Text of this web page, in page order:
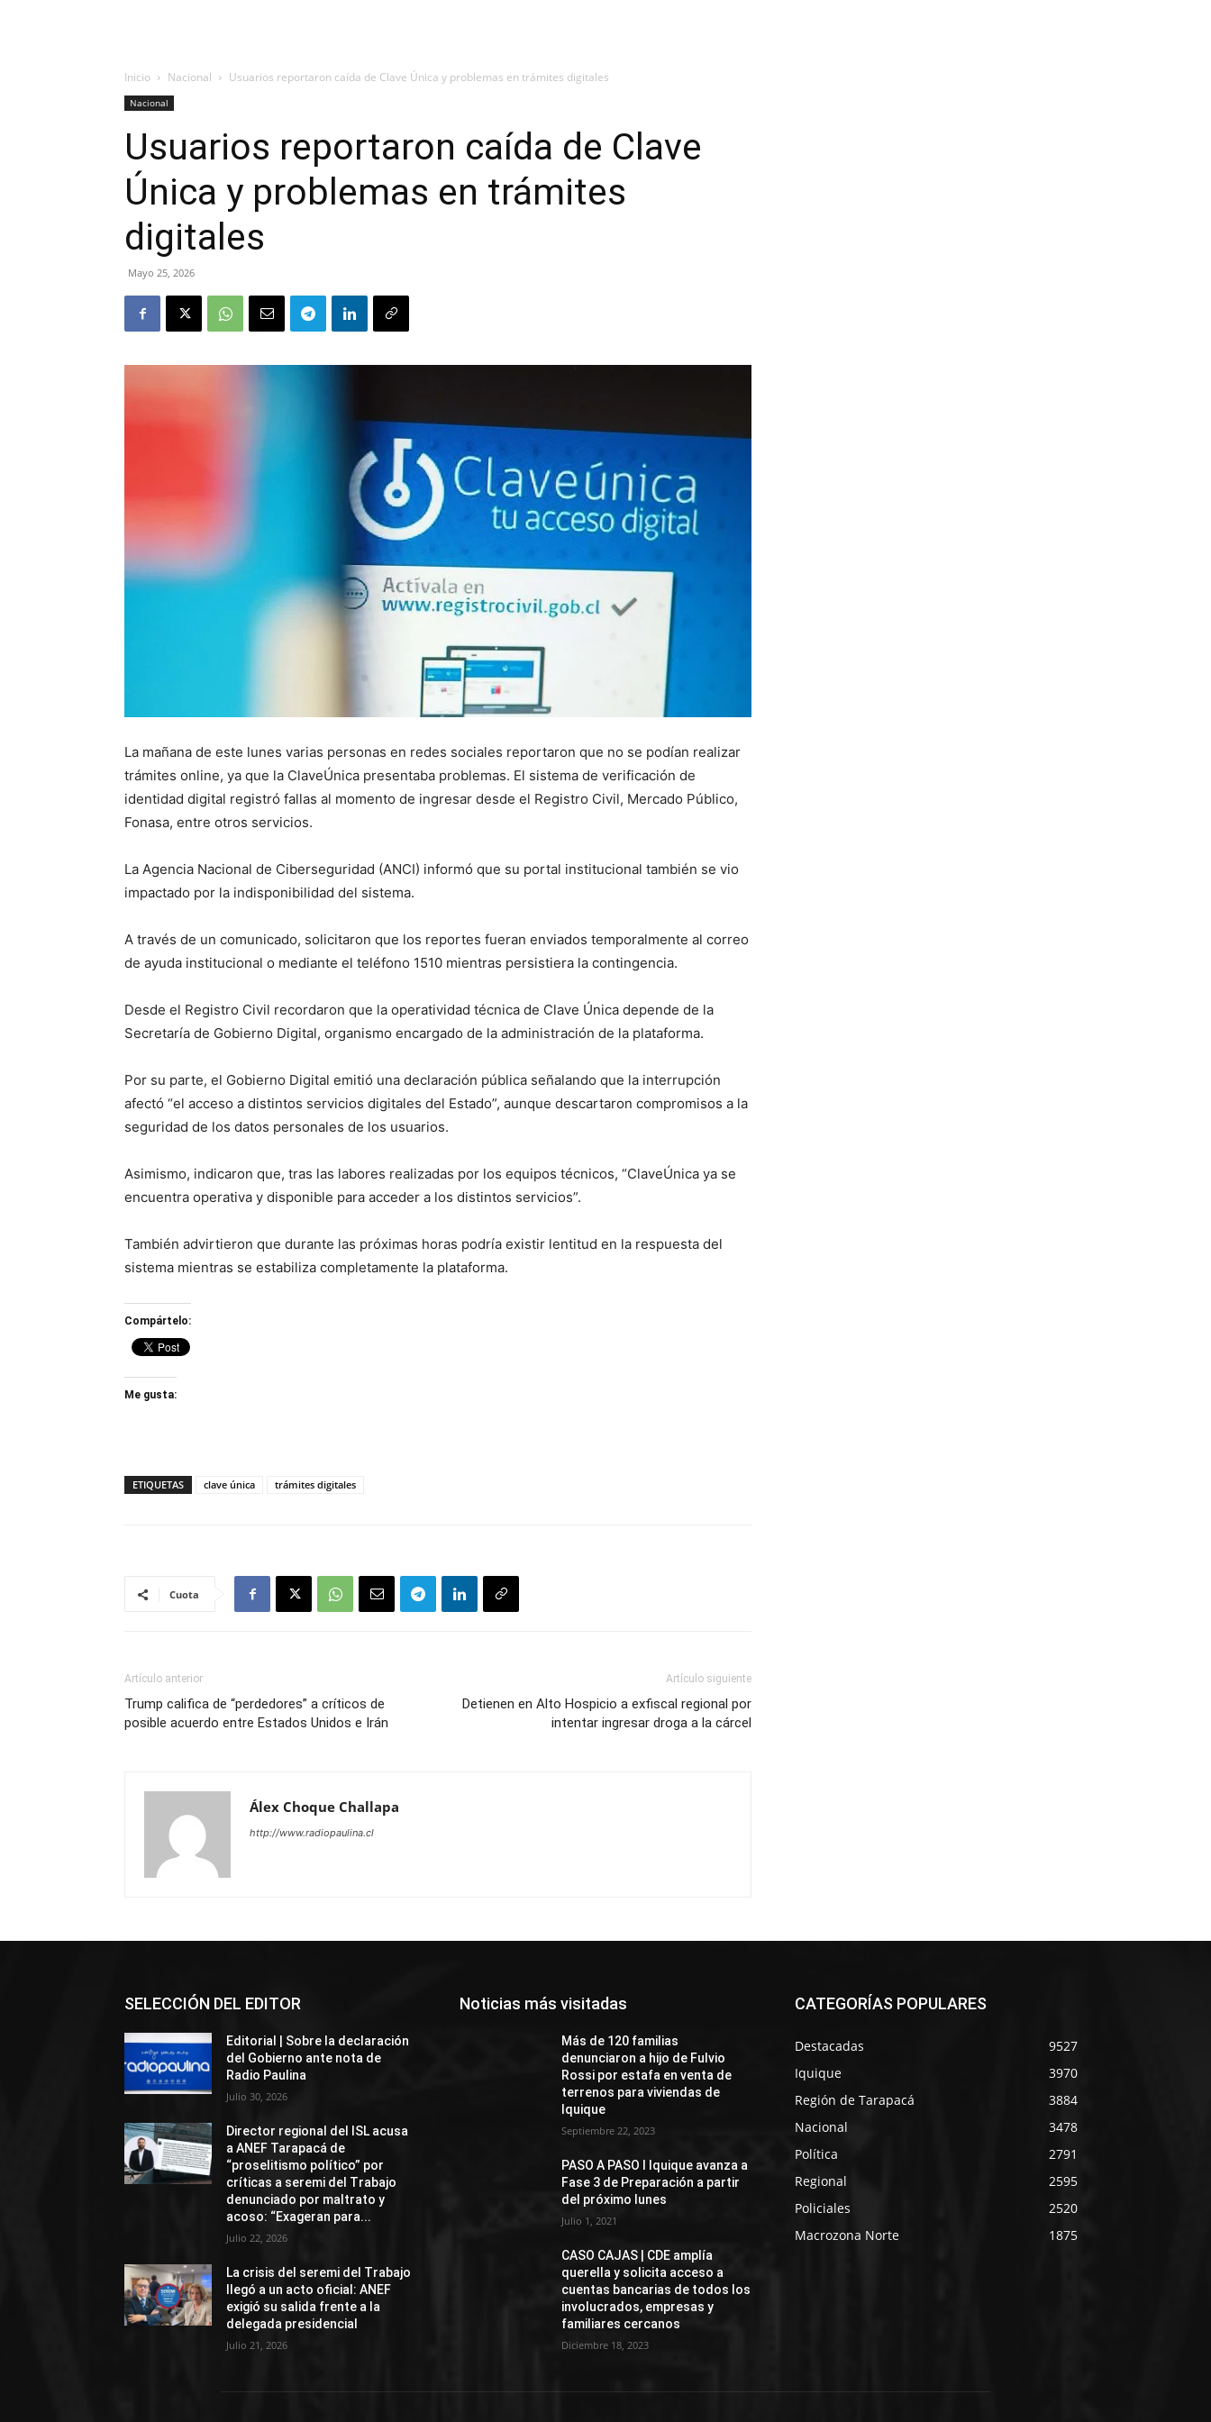
Inicio Nacional Usuarios reportaron caída de Clave Única y problemas en trámites digitales
Nacional
Usuarios reportaron caída de Clave
Única y problemas en trámites
digitales
Mayo 25, 2026
La mañana de este lunes varias personas en redes sociales reportaron que no se podían realizar
trámites online, ya que la ClaveÚnica presentaba problemas. El sistema de verificación de
identidad digital registró fallas al momento de ingresar desde el Registro Civil, Mercado Público,
Fonasa, entre otros servicios.
La Agencia Nacional de Ciberseguridad (ANCI) informó que su portal institucional también se vio
impactado por la indisponibilidad del sistema.
A través de un comunicado, solicitaron que los reportes fueran enviados temporalmente al correo
de ayuda institucional o mediante el teléfono 1510 mientras persistiera la contingencia.
Desde el Registro Civil recordaron que la operatividad técnica de Clave Única depende de la
Secretaría de Gobierno Digital, organismo encargado de la administración de la plataforma.
Por su parte, el Gobierno Digital emitió una declaración pública señalando que la interrupción
afectó “el acceso a distintos servicios digitales del Estado”, aunque descartaron compromisos a la
seguridad de los datos personales de los usuarios.
Asimismo, indicaron que, tras las labores realizadas por los equipos técnicos, “ClaveÚnica ya se
encuentra operativa y disponible para acceder a los distintos servicios”.
También advirtieron que durante las próximas horas podría existir lentitud en la respuesta del
sistema mientras se estabiliza completamente la plataforma.
Compártelo:
Me gusta:
ETIQUETAS clave única trámites digitales
Cuota
Artículo anterior
Trump califica de “perdedores” a críticos de
posible acuerdo entre Estados Unidos e Irán
Artículo siguiente
Detienen en Alto Hospicio a exfiscal regional por
intentar ingresar droga a la cárcel
Álex Choque Challapa
http://www.radiopaulina.cl
SELECCIÓN DEL EDITOR
Editorial | Sobre la declaración
del Gobierno ante nota de
Radio Paulina
Julio 30, 2026
Director regional del ISL acusa
a ANEF Tarapacá de
“proselitismo político” por
críticas a seremi del Trabajo
denunciado por maltrato y
acoso: “Exageran para...
Julio 22, 2026
La crisis del seremi del Trabajo
llegó a un acto oficial: ANEF
exigió su salida frente a la
delegada presidencial
Julio 21, 2026
Noticias más visitadas
Más de 120 familias
denunciaron a hijo de Fulvio
Rossi por estafa en venta de
terrenos para viviendas de
Iquique
Septiembre 22, 2023
PASO A PASO I Iquique avanza a
Fase 3 de Preparación a partir
del próximo lunes
Julio 1, 2021
CASO CAJAS | CDE amplía
querella y solicita acceso a
cuentas bancarias de todos los
involucrados, empresas y
familiares cercanos
Diciembre 18, 2023
CATEGORÍAS POPULARES
Destacadas
9527
Iquique
3970
Región de Tarapacá
3884
Nacional
3478
Política
2791
Regional
2595
Policiales
2520
Macrozona Norte
1875